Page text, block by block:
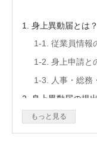
1. 身上異動届とは？
1-1. 従業員情報
1-2. 身上申請と
1-3. 人事・総務
2. 身上異動届の提
2-1. 住所が変わ
2-2. 結婚・離婚
もっと見る